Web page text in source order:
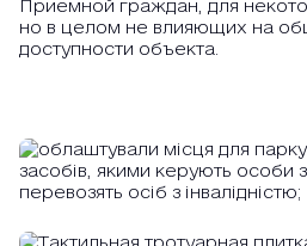
Приемной граждан, для
но в целом не влияющих на
доступности объекта.